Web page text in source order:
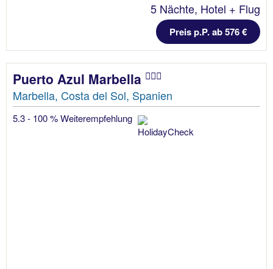
5 Nächte, Hotel + Flug
Preis p.P. ab 576 €
Puerto Azul Marbella
Marbella, Costa del Sol, Spanien
5.3 - 100 % Weiterempfehlung